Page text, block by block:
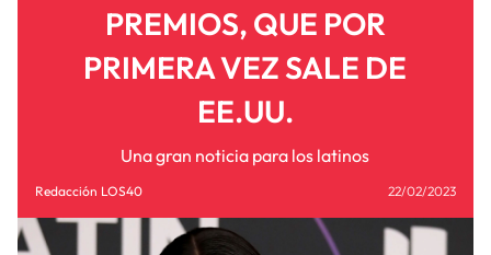
PREMIOS, QUE POR
PRIMERA VEZ SALE DE
EE.UU.
Una gran noticia para los latinos
Redacción LOS40 22/02/2023